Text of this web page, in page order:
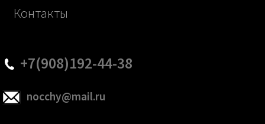
Контакты
+7(908)192-44-38
nocchy@mail.ru